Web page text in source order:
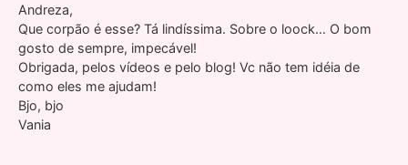
Andreza,
Que corpão é esse? Tá lindíssima. Sobre o loock… O bom
gosto de sempre, impecável!
Obrigada, pelos vídeos e pelo blog! Vc não tem idéia de
como eles me ajudam!
Bjo, bjo
Vania